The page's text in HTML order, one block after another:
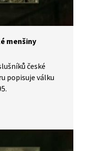
menšiny
české
popisuje válku